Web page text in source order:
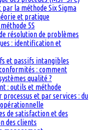
par la méthode Six Sigma
et pratique
5S
résolution de problèmes
: identification et
et passifs intangibles
: comment
qualité ?
: outils et méthode
processus et par services : du
de satisfaction et des
des clients